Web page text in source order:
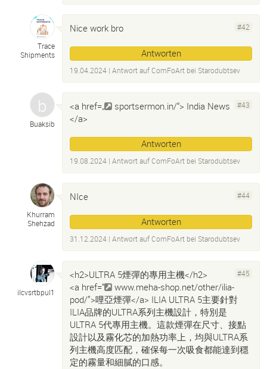
Trace
Shipments
#42
Nice work bro
Antworten
19.04.2024 | Antwort aufComFoArt bei Starodubtsev
Buaksib
#43
<a href=„ sportsermon.in/“> India News
</a>
Antworten
19.08.2024 | Antwort aufComFoArt bei Starodubtsev
Khurram
Shehzad
#44
NIce
Antworten
31.12.2024 | Antwort aufComFoArt bei Starodubtsev
ilcvsrtbpul1
#45
<h2>ULTRA 5煙彈的專用主機</h2>
<a href=“
www.meha-shop.net/other/ilia-
pod/”>哩亞煙彈</a> ILIA ULTRA 5主要針對
ILIA品牌的ULTRA系列主機設計，特別是
ULTRA 5代專用主機。這款煙彈在尺寸、接點
設計以及霧化芯的加熱功率上，均與ULTRA系
列主機高度匹配，確保每一次吸食都能達到穩
定的霧量和細膩的口感。